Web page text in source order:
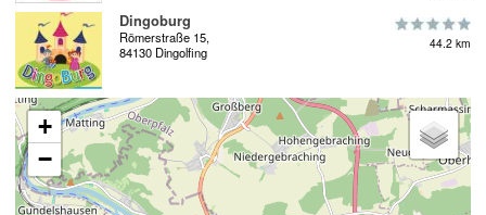
Dingoburg
Römerstraße 15,
84130 Dingolfing
44.2 km
+
−